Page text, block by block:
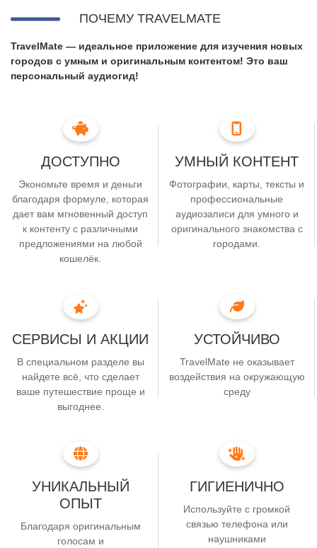
Существует ли в мире стадион,
полностью сделанный
Узнай с TravelMate! Играй, развлекайся и узнавай самые
удивительные факты о местах, о которых мечтаешь.
ПОЧЕМУ TRAVELMATE
TravelMate — идеальное приложение для изучения новых
городов с умным и оригинальным контентом! Это ваш
персональный аудиогид!
ДОСТУПНО
Экономьте время и деньги
благодаря формуле, которая
дает вам мгновенный доступ
к контенту с различными
предложениями на любой
кошелёк.
УМНЫЙ КОНТЕНТ
Фотографии, карты, тексты и
профессиональные
аудиозаписи для умного и
оригинального знакомства с
городами.
СЕРВИСЫ И АКЦИИ
В специальном разделе вы
найдете всё, что сделает
ваше путешествие проще и
выгоднее.
УСТОЙЧИВО
TravelMate не оказывает
воздействия на окружающую
среду
УНИКАЛЬНЫЙ
ОПЫТ
Благодаря оригинальным
голосам и
ГИГИЕНИЧНО
Используйте с громкой
связью телефона или
наушниками